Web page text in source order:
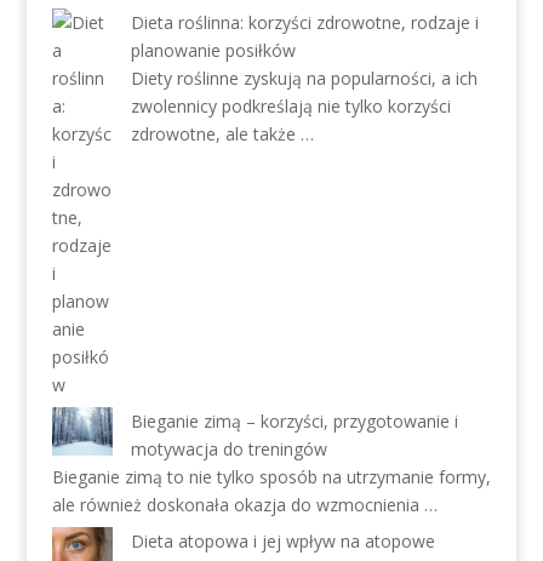
Dieta roślinna: korzyści zdrowotne, rodzaje i
planowanie posiłków
Diety roślinne zyskują na popularności, a ich
zwolennicy podkreślają nie tylko korzyści
zdrowotne, ale także …
Bieganie zimą – korzyści, przygotowanie i
motywacja do treningów
Bieganie zimą to nie tylko sposób na utrzymanie formy,
ale również doskonała okazja do wzmocnienia …
Dieta atopowa i jej wpływ na atopowe